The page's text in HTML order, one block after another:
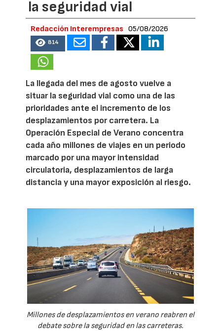
la seguridad vial
Redacción Interempresas 05/08/2026
814
La llegada del mes de agosto vuelve a
situar la seguridad vial como una de las
prioridades ante el incremento de los
desplazamientos por carretera. La
Operación Especial de Verano concentra
cada año millones de viajes en un periodo
marcado por una mayor intensidad
circulatoria, desplazamientos de larga
distancia y una mayor exposición al riesgo.
Millones de desplazamientos en verano reabren el
debate sobre la seguridad en las carreteras.